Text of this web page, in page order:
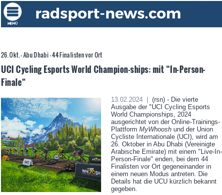
26. Okt. - Abu Dhabi - 44 Finalisten vor Ort
UCI Cycling Esports World Champion-ships: mit “In-Person-
Finale“
13.02.2024 |
(rsn) - Die vierte
Ausgabe der "UCI Cycling Esports
World Championships, 2024
ausgerichtet von der Online-Trainings-
Plattform MyWhooshund der Union
Cycliste Internationale (UCI), wird am
26. Oktober in Abu Dhabi (Vereinigte
Arabische Emirate) mit einem "Live-In-
Person-Finale" enden, bei dem 44
Finalisten vor Ort gegeneinander in
einem neuen Modus antreten. Die
Details hat die UCU kürzlich bekannt
gegeben.